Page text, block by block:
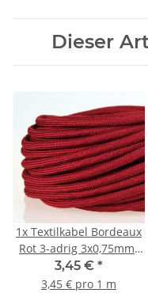
Dieser
1x Textilkabel Bordeaux
Rot 3-adrig 3x0,75mm²
Zug-Pendelleitung
S03RT-F 3G0,75
3,45 € *
3,45 € pro 1 m